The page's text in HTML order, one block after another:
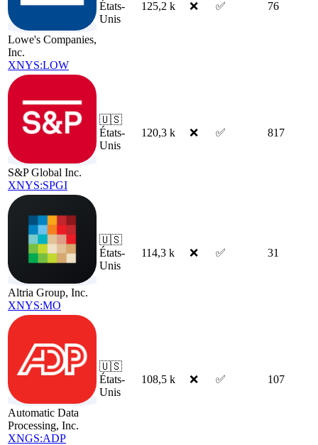
Lowe's Companies,
Inc.
XNYS:LOW
États-
Unis
125,2 k ❌ ✅ 76
S&P Global Inc.
XNYS:SPGI
🇺🇸
États-
Unis
120,3 k ❌ ✅ 817
Altria Group, Inc.
XNYS:MO
🇺🇸
États-
Unis
114,3 k ❌ ✅ 31
Automatic Data
Processing, Inc.
XNGS:ADP
🇺🇸
États-
Unis
108,5 k ❌ ✅ 107